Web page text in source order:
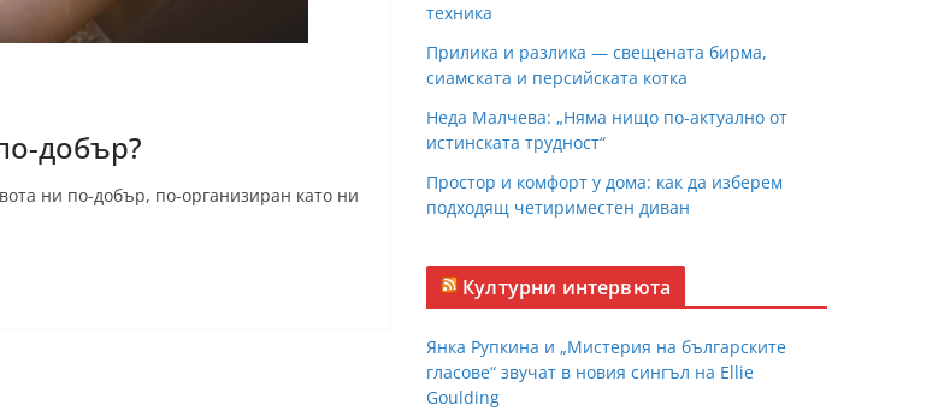
добър?
ни по-добър, по-организиран като ни
техника
Прилика и разлика — свещената бирма,
сиамската и персийската котка
Неда Малчева: „Няма нищо по-актуално от
истинската трудност“
Простор и комфорт у дома: как да изберем
подходящ четириместен диван
Културни интервюта
Янка Рупкина и „Мистерия на българските
гласове“ звучат в новия сингъл на Ellie
Goulding